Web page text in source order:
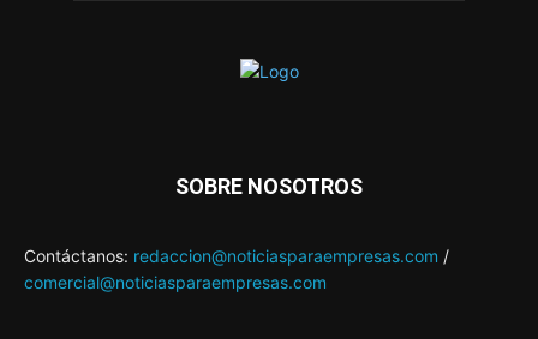
SOBRE NOSOTROS
Contáctanos: redaccion@noticiasparaempresas.com /
comercial@noticiasparaempresas.com